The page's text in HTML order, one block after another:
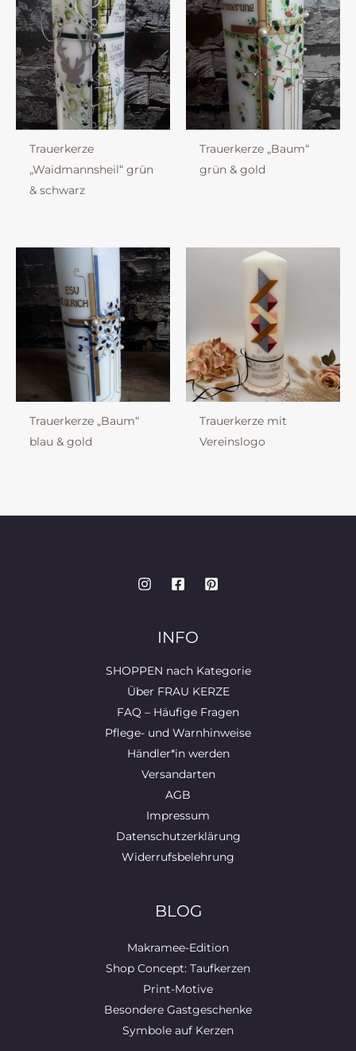
Trauerkerze
„Waidmannsheil“ grün
& schwarz
Trauerkerze „Baum“
grün & gold
Trauerkerze „Baum“
blau & gold
Trauerkerze mit
Vereinslogo
INFO
SHOPPEN nach Kategorie
Über FRAU KERZE
FAQ – Häufige Fragen
Pflege- und Warnhinweise
Händler*in werden
Versandarten
AGB
Impressum
Datenschutzerklärung
Widerrufsbelehrung
BLOG
Makramee-Edition
Shop Concept: Taufkerzen
Print-Motive
Besondere Gastgeschenke
Symbole auf Kerzen